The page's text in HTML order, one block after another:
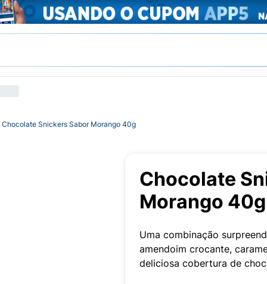
Chocolate Snickers Sabor Morango 40g
Chocolate
Morango 40g
Uma combinação
amendoim crocante,
deliciosa cobertura de